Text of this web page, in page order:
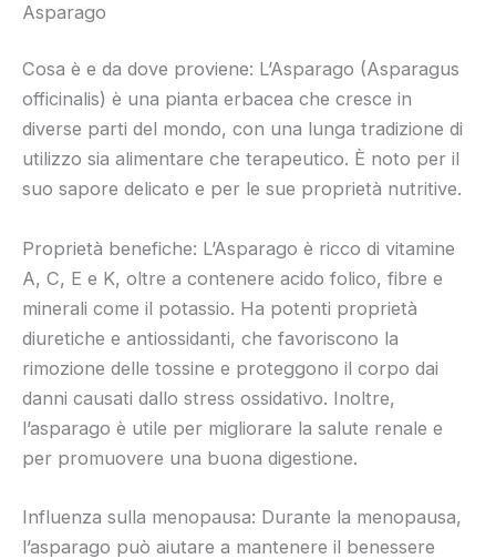
Asparago
Cosa è e da dove proviene: L’Asparago (Asparagus
officinalis) è una pianta erbacea che cresce in
diverse parti del mondo, con una lunga tradizione di
utilizzo sia alimentare che terapeutico. È noto per il
suo sapore delicato e per le sue proprietà nutritive.
Proprietà benefiche: L’Asparago è ricco di vitamine
A, C, E e K, oltre a contenere acido folico, fibre e
minerali come il potassio. Ha potenti proprietà
diuretiche e antiossidanti, che favoriscono la
rimozione delle tossine e proteggono il corpo dai
danni causati dallo stress ossidativo. Inoltre,
l’asparago è utile per migliorare la salute renale e
per promuovere una buona digestione.
Influenza sulla menopausa: Durante la menopausa,
l’asparago può aiutare a mantenere il benessere